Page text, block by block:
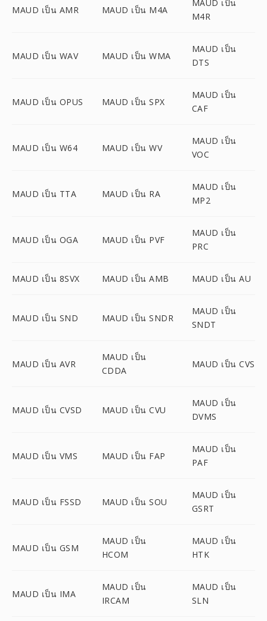
MAUD เป็น AMR MAUD เป็น M4A
MAUD เป็น
M4R
MAUD เป็น WAV MAUD เป็น WMA
MAUD เป็น
DTS
MAUD เป็น OPUS MAUD เป็น SPX
MAUD เป็น
CAF
MAUD เป็น W64 MAUD เป็น WV
MAUD เป็น
VOC
MAUD เป็น TTA MAUD เป็น RA
MAUD เป็น
MP2
MAUD เป็น OGA MAUD เป็น PVF
MAUD เป็น
PRC
MAUD เป็น 8SVX MAUD เป็น AMB MAUD เป็น AU
MAUD เป็น SND MAUD เป็น SNDR
MAUD เป็น
SNDT
MAUD เป็น AVR
MAUD เป็น
CDDA
MAUD เป็น CVS
MAUD เป็น CVSD MAUD เป็น CVU
MAUD เป็น
DVMS
MAUD เป็น VMS MAUD เป็น FAP
MAUD เป็น
PAF
MAUD เป็น FSSD MAUD เป็น SOU
MAUD เป็น
GSRT
MAUD เป็น GSM
MAUD เป็น
HCOM
MAUD เป็น
HTK
MAUD เป็น IMA
MAUD เป็น
IRCAM
MAUD เป็น
SLN